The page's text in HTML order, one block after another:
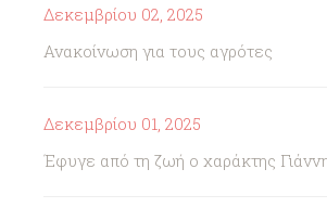
Δεκεμβρίου 02, 2025
Ανακοίνωση για τους αγρότες
Δεκεμβρίου 01, 2025
Έφυγε από τη ζωή ο χαράκτης